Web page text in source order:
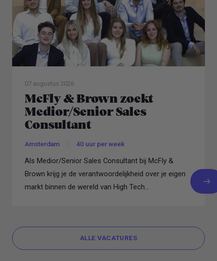
07 augustus 2026
McFly & Brown zoekt
Medior/Senior Sales
Consultant
Amsterdam 40 uur per week
Als Medior/Senior Sales Consultant bij McFly &
Brown krijg je de verantwoordelijkheid over je eigen
markt binnen de wereld van High Tech...
ALLE VACATURES